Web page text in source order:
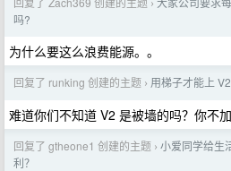
›
吗?
为什么要这么浪费能源。。
回复了 runking 创建的主题 › 用梯子才能上 V2
难道你们不知道 V2 是被墙的吗？你不
回复了 gtheone1 创建的主题 › 小爱同学给生
利？